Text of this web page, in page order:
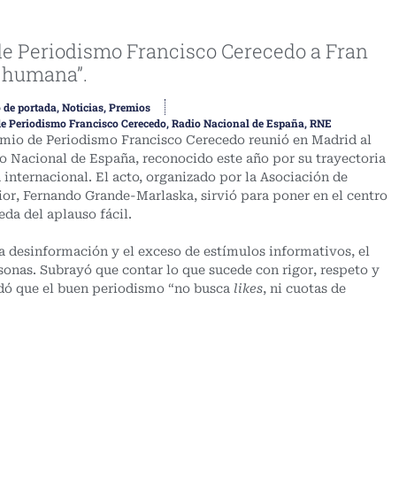
Periodismo Francisco Cerecedo a Fran
portada,Noticias,Premios
Periodismo Francisco Cerecedo,Radio Nacional de España,RNE
de Periodismo Francisco Cerecedo reunió en Madrid al
de España, reconocido este año por su trayectoria
El acto, organizado por la Asociación de
Fernando Grande-Marlaska, sirvió para poner en el centro
del aplauso fácil.
desinformación y el exceso de estímulos informativos, el
Subrayó que contar lo que sucede con rigor, respeto y
que el buen periodismo “no busca likes, ni cuotas de